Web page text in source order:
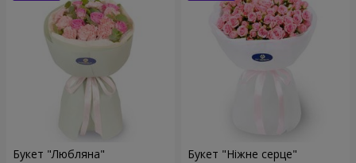
Букет "Любляна" Букет "Ніжне серце"